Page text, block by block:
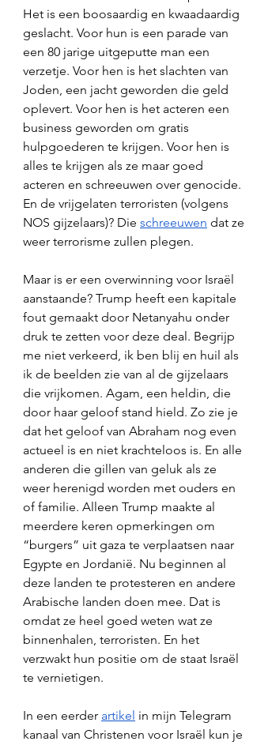
Het is een boosaardig en kwaadaardig
geslacht. Voor hun is een parade van
een 80 jarige uitgeputte man een
verzetje. Voor hen is het slachten van
Joden, een jacht geworden die geld
oplevert. Voor hen is het acteren een
business geworden om gratis
hulpgoederen te krijgen. Voor hen is
alles te krijgen als ze maar goed
acteren en schreeuwen over genocide.
En de vrijgelaten terroristen (volgens
NOS gijzelaars)? Die schreeuwen dat ze
weer terrorisme zullen plegen.
Maar is er een overwinning voor Israël
aanstaande? Trump heeft een kapitale
fout gemaakt door Netanyahu onder
druk te zetten voor deze deal. Begrijp
me niet verkeerd, ik ben blij en huil als
ik de beelden zie van al de gijzelaars
die vrijkomen. Agam, een heldin, die
door haar geloof stand hield. Zo zie je
dat het geloof van Abraham nog even
actueel is en niet krachteloos is. En alle
anderen die gillen van geluk als ze
weer herenigd worden met ouders en
of familie. Alleen Trump maakte al
meerdere keren opmerkingen om
“burgers” uit gaza te verplaatsen naar
Egypte en Jordanië. Nu beginnen al
deze landen te protesteren en andere
Arabische landen doen mee. Dat is
omdat ze heel goed weten wat ze
binnenhalen, terroristen. En het
verzwakt hun positie om de staat Israël
te vernietigen.
In een eerder artikel in mijn Telegram
kanaal van Christenen voor Israël kun je